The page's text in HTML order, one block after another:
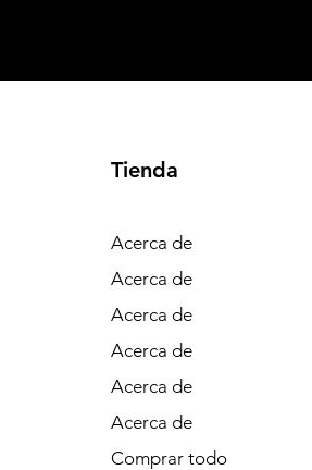
Tienda
Acerca de
Acerca de
Acerca de
Acerca de
Acerca de
Acerca de
Comprar todo